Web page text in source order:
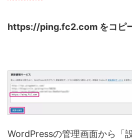
https://ping.fc2.com をコピー
WordPressの管理画面から「